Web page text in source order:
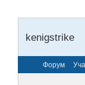
kenigstrike
Форум